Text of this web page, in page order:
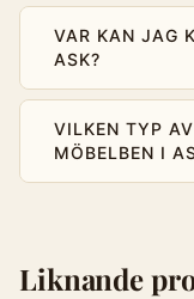
VAR KAN JAG
ASK?
VILKEN TYP
MÖBELBEN I
Liknande